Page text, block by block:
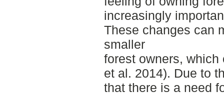
increasingly
These changes can
smaller
forest owners,
et al. 2014). Due to
that there is a need